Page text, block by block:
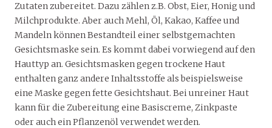
Zutaten zubereitet. Dazu zählen z.B. Obst, Eier, Honig und
Milchprodukte. Aber auch Mehl, Öl, Kakao, Kaffee und
Mandeln können Bestandteil einer selbstgemachten
Gesichtsmaske sein. Es kommt dabei vorwiegend auf den
Hauttyp an. Gesichtsmasken gegen trockene Haut
enthalten ganz andere Inhaltsstoffe als beispielsweise
eine Maske gegen fette Gesichtshaut. Bei unreiner Haut
kann für die Zubereitung eine Basiscreme, Zinkpaste
oder auch ein Pflanzenöl verwendet werden.